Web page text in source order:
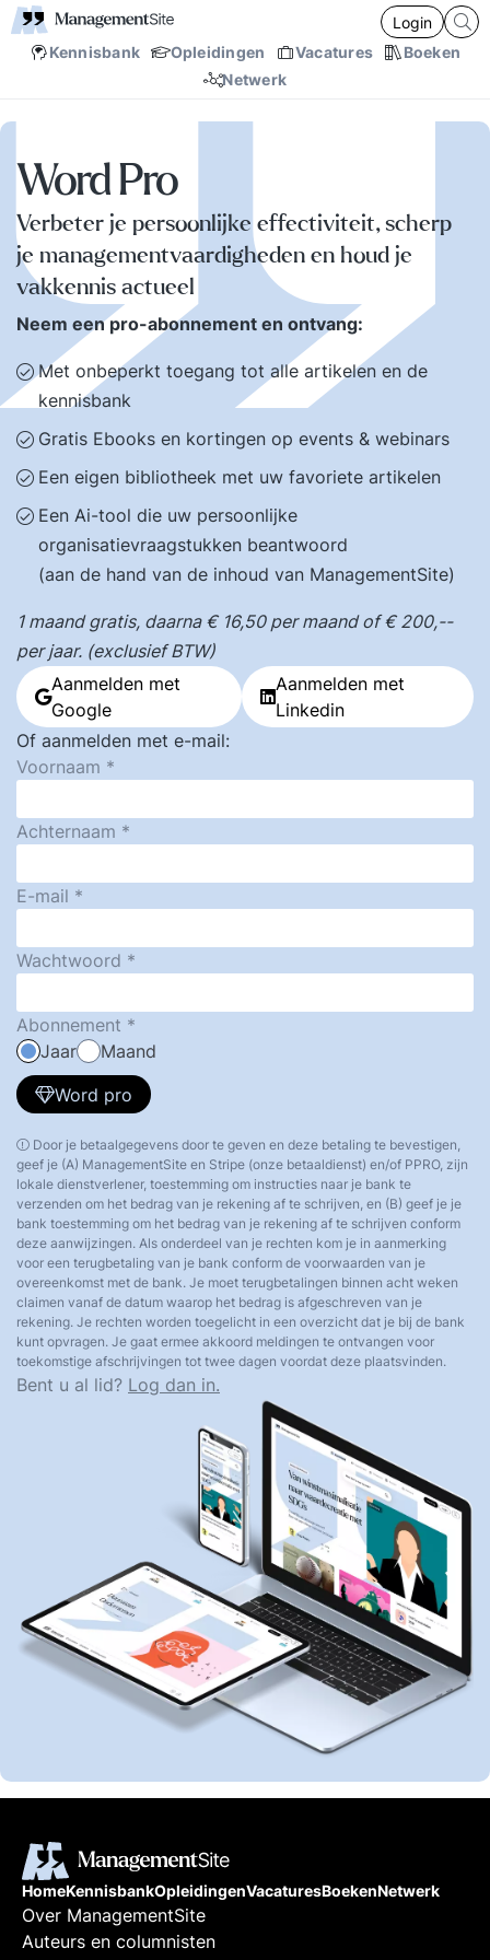
Kennisbank Opleidingen Vacatures
Boeken
Netwerk
Login
Word Pro
Verbeter je persoonlijke effectiviteit, scherp
je managementvaardigheden en houd je
vakkennis actueel
Neem een pro-abonnement en ontvang:
Met onbeperkt toegang tot alle artikelen en de
kennisbank
Gratis Ebooks en kortingen op events & webinars
Een eigen bibliotheek met uw favoriete artikelen
Een Ai-tool die uw persoonlijke
organisatievraagstukken beantwoord
(aan de hand van de inhoud van ManagementSite)
1 maand gratis, daarna € 16,50 per maand of € 200,--
per jaar. (exclusief BTW)
Aanmelden met
Google
Aanmelden met
Linkedin
Of aanmelden met e-mail:
Voornaam
Achternaam
E-mail
Wachtwoord
Abonnement
Jaar
Maand
Word pro
Door je betaalgegevens door te geven en deze betaling te bevestigen,
geef je (A) ManagementSite en Stripe (onze betaaldienst) en/of PPRO, zijn
lokale dienstverlener, toestemming om instructies naar je bank te
verzenden om het bedrag van je rekening af te schrijven, en (B) geef je je
bank toestemming om het bedrag van je rekening af te schrijven conform
deze aanwijzingen. Als onderdeel van je rechten kom je in aanmerking
voor een terugbetaling van je bank conform de voorwaarden van je
overeenkomst met de bank. Je moet terugbetalingen binnen acht weken
claimen vanaf de datum waarop het bedrag is afgeschreven van je
rekening. Je rechten worden toegelicht in een overzicht dat je bij de bank
kunt opvragen. Je gaat ermee akkoord meldingen te ontvangen voor
toekomstige afschrijvingen tot twee dagen voordat deze plaatsvinden.
Bent u al lid? Log dan in.
HomeKennisbankOpleidingenVacaturesBoekenNetwerk
Over ManagementSite
Auteurs en columnisten